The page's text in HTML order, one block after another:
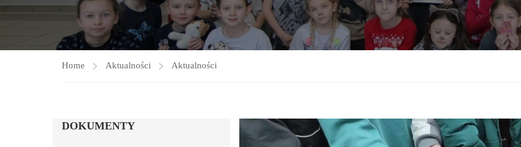
Home Aktualności Aktualności
DOKUMENTY